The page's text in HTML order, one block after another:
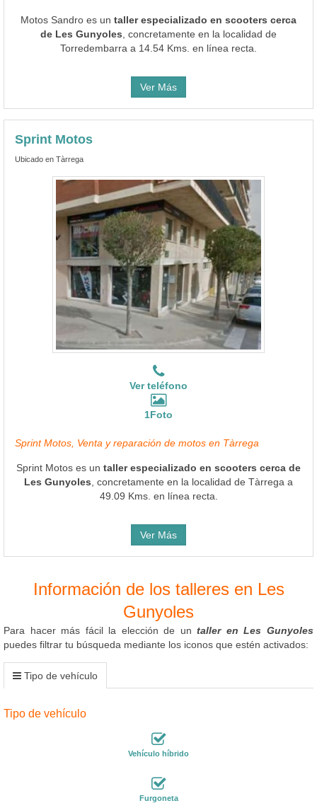
Motos Sandro es un taller especializado en scooters cerca
de Les Gunyoles , concretamente en la localidad de
Torredembarra a 14.54 Kms. en línea recta.
Ver Más
Sprint Motos
Ubicado en Tàrrega
Ver teléfono
1Foto
Sprint Motos, Venta y reparación de motos en Tàrrega
Sprint Motos es un taller especializado en scooters cerca de
Les Gunyoles , concretamente en la localidad de Tàrrega a
49.09 Kms. en línea recta.
Ver Más
Información de los talleres en Les
Gunyoles
Para hacer más fácil la elección de untaller en Les Gunyoles
puedes filtrar tu búsqueda mediante los iconos que estén activados:
Tipo de vehículo
Tipo de vehículo
Vehículo híbrido
Furgoneta